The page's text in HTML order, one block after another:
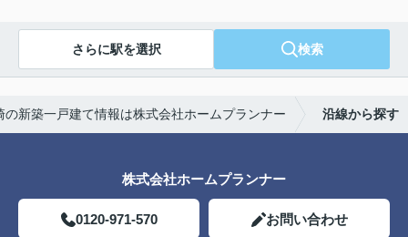
さらに駅を選択 検索
の新築一戸建て情報は株式会社ホームプランナー 沿線から探す
株式会社ホームプランナー
0120-971-570 お問い合わせ